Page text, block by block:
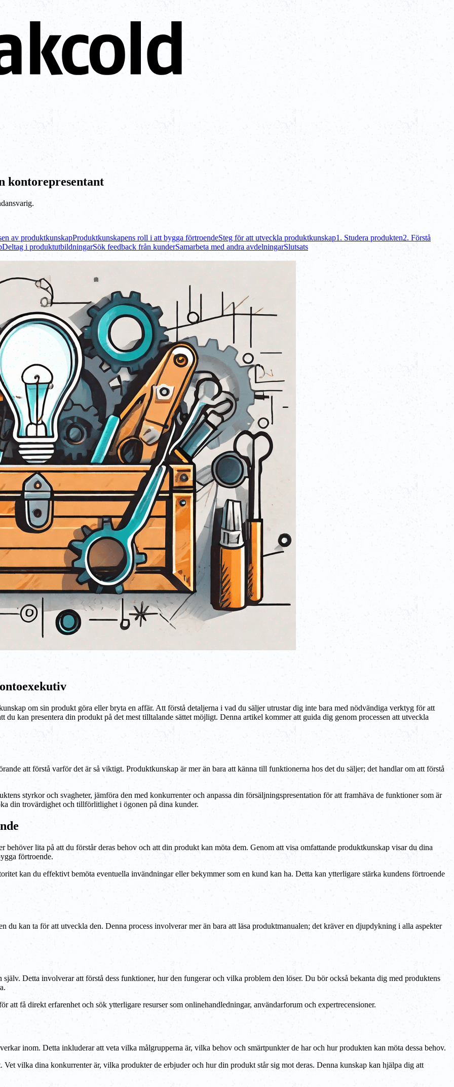
kontorepresentant
av produktkunskapProduktkunskapens roll i att bygga förtroendeSteg för att utveckla produktkunskap1. Studera produkten2. Förstå
Deltag i produktutbildningarSök feedback från kunderSamarbeta med andra avdelningarSlutsats
om sin produkt göra eller bryta en affär. Att förstå detaljerna i vad du säljer utrustar dig inte bara med nödvändiga verktyg för att
du kan presentera din produkt på det mest tilltalande sättet möjligt. Denna artikel kommer att guida dig genom processen att utveckla
att förstå varför det är så viktigt. Produktkunskap är mer än bara att känna till funktionerna hos det du säljer; det handlar om att förstå
styrkor och svagheter, jämföra den med konkurrenter och anpassa din försäljningspresentation för att framhäva de funktioner som är
din trovärdighet och tillförlitlighet i ögonen på dina kunder.
lita på att du förstår deras behov och att din produkt kan möta dem. Genom att visa omfattande produktkunskap visar du dina
förtroende.
kan du effektivt bemöta eventuella invändningar eller bekymmer som en kund kan ha. Detta kan ytterligare stärka kundens förtroende
du kan ta för att utveckla den. Denna process involverar mer än bara att läsa produktmanualen; det kräver en djupdykning i alla aspekter
Detta involverar att förstå dess funktioner, hur den fungerar och vilka problem den löser. Du bör också bekanta dig med produktens
få direkt erfarenhet och sök ytterligare resurser som onlinehandledningar, användarforum och expertrecensioner.
inom. Detta inkluderar att veta vilka målgrupperna är, vilka behov och smärtpunkter de har och hur produkten kan möta dessa behov.
Vet vilka dina konkurrenter är, vilka produkter de erbjuder och hur din produkt står sig mot deras. Denna kunskap kan hjälpa dig att